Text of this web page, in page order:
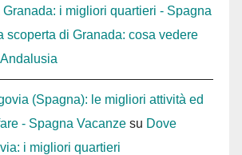
Granada: i migliori quartieri - Spagna
scoperta di Granada: cosa vedere
(Spagna): le migliori attività ed
- Spagna Vacanze su Dove
i migliori quartieri